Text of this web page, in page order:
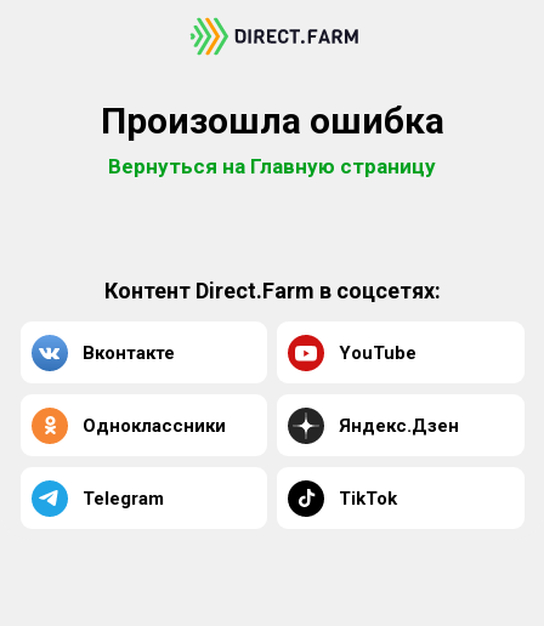
Произошла ошибка
Вернуться на Главную страницу
Контент Direct.Farm в соцсетях:
Вконтакте YouTube
Одноклассники Яндекс.Дзен
Telegram TikTok